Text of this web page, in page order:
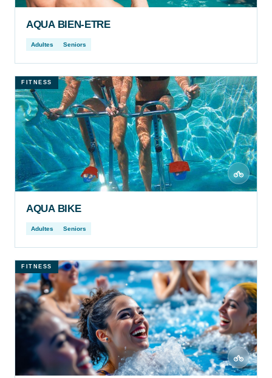
AQUA BIEN-ETRE
Adultes Seniors
FITNESS
AQUA BIKE
Adultes Seniors
FITNESS